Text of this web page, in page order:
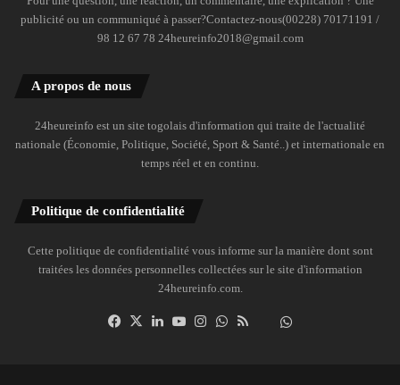
publicité ou un communiqué à passer?Contactez-nous(00228) 70171191 /
98 12 67 78 24heureinfo2018@gmail.com
A propos de nous
24heureinfo est un site togolais d'information qui traite de l'actualité
nationale (Économie, Politique, Société, Sport & Santé..) et internationale en
temps réel et en continu.
Politique de confidentialité
Cette politique de confidentialité vous informe sur la manière dont sont
traitées les données personnelles collectées sur le site d'information
24heureinfo.com.
Facebook
X LinkedinYouTubeInstagramWhatsAppDailymotion